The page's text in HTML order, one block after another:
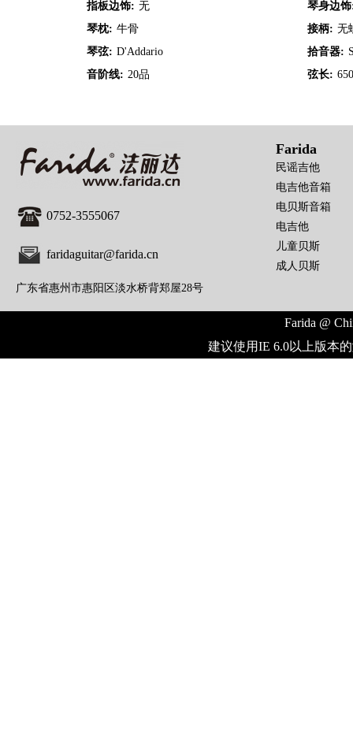
指板边饰: 无
琴身边
琴枕: 牛骨 接柄: 无
琴弦: D'Addario 拾音器:
音阶线: 20品 弦长:
0752-3555067
faridaguitar@farida.cn
广东省惠州市惠阳区淡水桥背郑屋28号
Farida
民谣吉他
电吉他音箱
电贝斯音箱
电吉他
儿童贝斯
成人贝斯
Farida @
建议使用IE 6.0以上版本